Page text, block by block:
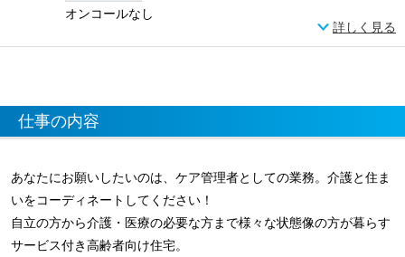
オンコールなし
詳しく見る
仕事の内容
あなたにお願いしたいのは、ケア管理者としての業務。介護と住ま
いをコーディネートしてください！
自立の方から介護・医療の必要な方まで様々な状態像の方が暮らす
サービス付き高齢者向け住宅。